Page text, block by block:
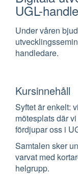
UGL-
Under våren
handledare.
Kursinnehåll
Syftet är enkelt:
mötesplats där
fördjupar oss i
Samtalen sker
varvat med
helgrupp.